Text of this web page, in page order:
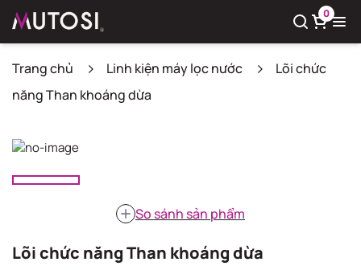
0
Có0sản phẩm trong giỏ hàng
Trang chủ Linh kiện máy lọc nước
Lõi chức
năng Than khoáng dừa
So sánh sản phẩm
Lõi chức năng Than khoáng dừa